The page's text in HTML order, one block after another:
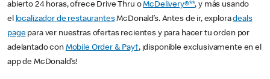
abierto 24 horas, ofrece Drive Thru oMcDelivery®**, y más usando
el localizador de restaurantesMcDonald’s. Antes de ir, exploradeals
pagepara ver nuestras ofertas recientes y para hacer tu orden por
adelantado con Mobile Order & Pay†, ¡disponible exclusivamente en el
app de McDonald’s!